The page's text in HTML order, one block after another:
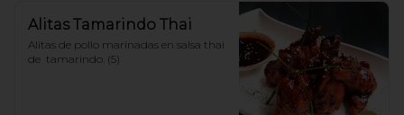
Alitas Tamarindo Thai
Alitas de pollo marinadas en salsa thai
de  tamarindo. (5)